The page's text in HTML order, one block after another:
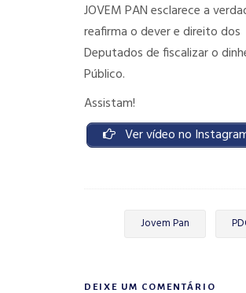
JOVEM PAN esclarece a
reafirma o dever e direito dos
Deputados de fiscalizar o
Público.
Assistam!
Ver vídeo no
Jovem Pan
DEIXE UM COMENTÁRIO